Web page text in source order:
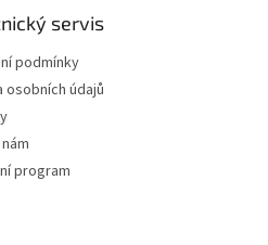
servis
podmínky
osobních údajů
program